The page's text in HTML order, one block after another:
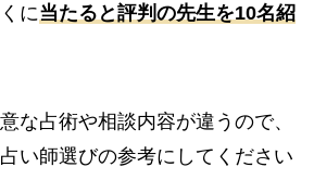
に当たると評判の先生を10名紹
な占術や相談内容が違うので、
い師選びの参考にしてください